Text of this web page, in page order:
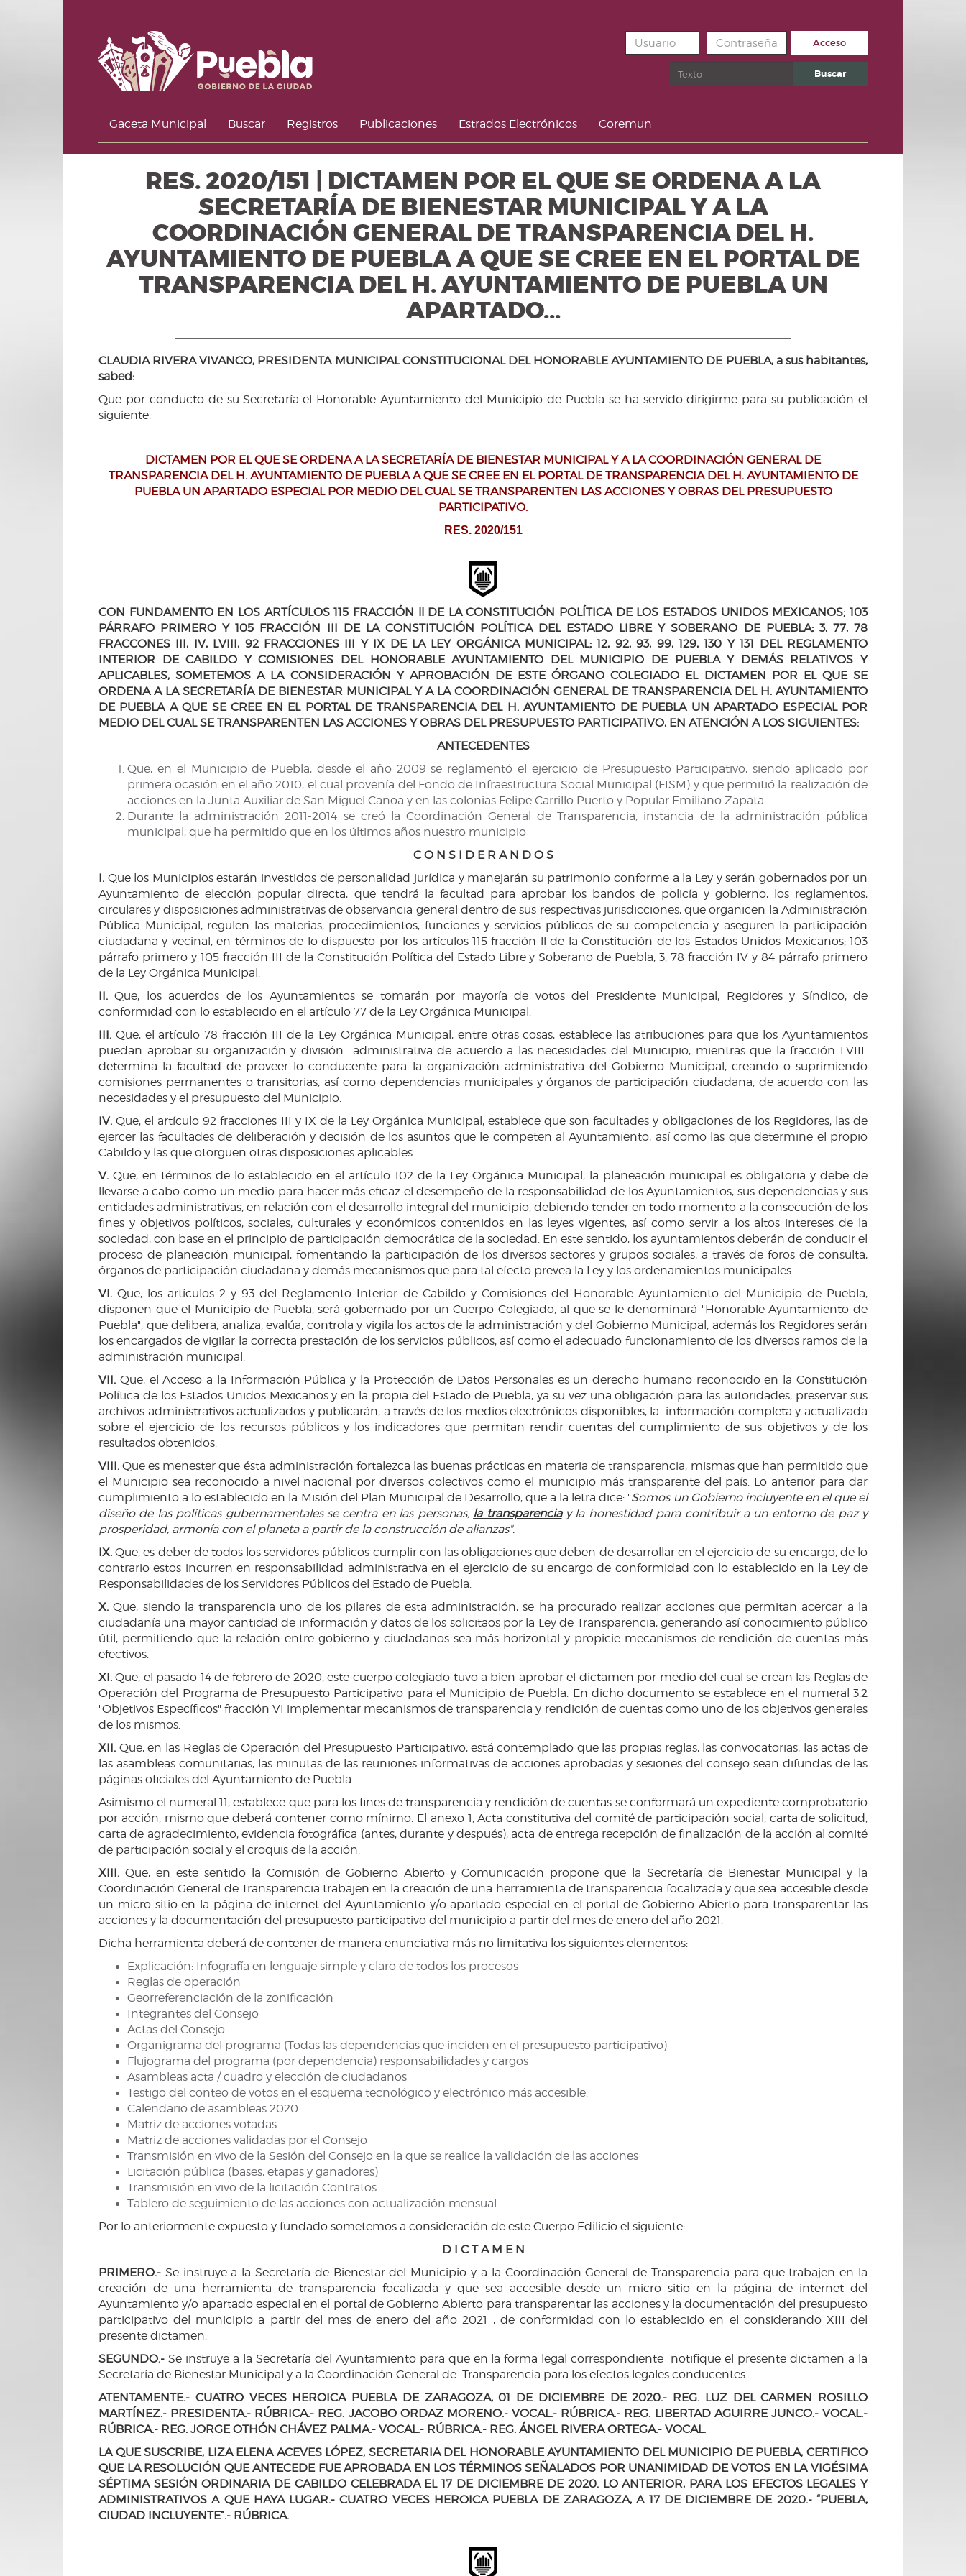
Acceso
Buscar Buscar
Gaceta Municipal Buscar Registros Publicaciones Estrados Electrónicos Coremun
RES. 2020/151 | DICTAMEN POR EL QUE SE ORDENA A LA
SECRETARÍA DE BIENESTAR MUNICIPAL Y A LA
COORDINACIÓN GENERAL DE TRANSPARENCIA DEL H.
AYUNTAMIENTO DE PUEBLA A QUE SE CREE EN EL PORTAL DE
TRANSPARENCIA DEL H. AYUNTAMIENTO DE PUEBLA UN
APARTADO...
CLAUDIA RIVERA VIVANCO, PRESIDENTA MUNICIPAL CONSTITUCIONAL DEL HONORABLE AYUNTAMIENTO DE PUEBLA, a sus habitantes,
sabed:
Que por conducto de su Secretaría el Honorable Ayuntamiento del Municipio de Puebla se ha servido dirigirme para su publicación el
siguiente:
DICTAMEN POR EL QUE SE ORDENA A LA SECRETARÍA DE BIENESTAR MUNICIPAL Y A LA COORDINACIÓN GENERAL DE
TRANSPARENCIA DEL H. AYUNTAMIENTO DE PUEBLA A QUE SE CREE EN EL PORTAL DE TRANSPARENCIA DEL H. AYUNTAMIENTO DE
PUEBLA UN APARTADO ESPECIAL POR MEDIO DEL CUAL SE TRANSPARENTEN LAS ACCIONES Y OBRAS DEL PRESUPUESTO
PARTICIPATIVO.
RES. 2020/151
CON FUNDAMENTO EN LOS ARTÍCULOS 115 FRACCIÓN ll DE LA CONSTITUCIÓN POLÍTICA DE LOS ESTADOS UNIDOS MEXICANOS; 103
PÁRRAFO PRIMERO Y 105 FRACCIÓN III DE LA CONSTITUCIÓN POLÍTICA DEL ESTADO LIBRE Y SOBERANO DE PUEBLA; 3, 77, 78
FRACCONES III, IV, LVIII, 92 FRACCIONES III Y IX DE LA LEY ORGÁNICA MUNICIPAL; 12, 92, 93, 99, 129, 130 Y 131 DEL REGLAMENTO
INTERIOR DE CABILDO Y COMISIONES DEL HONORABLE AYUNTAMIENTO DEL MUNICIPIO DE PUEBLA Y DEMÁS RELATIVOS Y
APLICABLES, SOMETEMOS A LA CONSIDERACIÓN Y APROBACIÓN DE ESTE ÓRGANO COLEGIADO EL DICTAMEN POR EL QUE SE
ORDENA A LA SECRETARÍA DE BIENESTAR MUNICIPAL Y A LA COORDINACIÓN GENERAL DE TRANSPARENCIA DEL H. AYUNTAMIENTO
DE PUEBLA A QUE SE CREE EN EL PORTAL DE TRANSPARENCIA DEL H. AYUNTAMIENTO DE PUEBLA UN APARTADO ESPECIAL POR
MEDIO DEL CUAL SE TRANSPARENTEN LAS ACCIONES Y OBRAS DEL PRESUPUESTO PARTICIPATIVO, EN ATENCIÓN A LOS SIGUIENTES:
ANTECEDENTES
Que, en el Municipio de Puebla, desde el año 2009 se reglamentó el ejercicio de Presupuesto Participativo, siendo aplicado por
primera ocasión en el año 2010, el cual provenía del Fondo de Infraestructura Social Municipal (FISM) y que permitió la realización de
acciones en la Junta Auxiliar de San Miguel Canoa y en las colonias Felipe Carrillo Puerto y Popular Emiliano Zapata.
Durante la administración 2011-2014 se creó la Coordinación General de Transparencia, instancia de la administración pública
municipal, que ha permitido que en los últimos años nuestro municipio
C O N S I D E R A N D O S
I. Que los Municipios estarán investidos de personalidad jurídica y manejarán su patrimonio conforme a la Ley y serán gobernados por un
Ayuntamiento de elección popular directa, que tendrá la facultad para aprobar los bandos de policía y gobierno, los reglamentos,
circulares y disposiciones administrativas de observancia general dentro de sus respectivas jurisdicciones, que organicen la Administración
Pública Municipal, regulen las materias, procedimientos, funciones y servicios públicos de su competencia y aseguren la participación
ciudadana y vecinal, en términos de lo dispuesto por los artículos 115 fracción ll de la Constitución de los Estados Unidos Mexicanos; 103
párrafo primero y 105 fracción III de la Constitución Política del Estado Libre y Soberano de Puebla; 3, 78 fracción IV y 84 párrafo primero
de la Ley Orgánica Municipal.
II. Que, los acuerdos de los Ayuntamientos se tomarán por mayoría de votos del Presidente Municipal, Regidores y Síndico, de
conformidad con lo establecido en el artículo 77 de la Ley Orgánica Municipal.
III. Que, el artículo 78 fracción III de la Ley Orgánica Municipal, entre otras cosas, establece las atribuciones para que los Ayuntamientos
puedan aprobar su organización y división administrativa de acuerdo a las necesidades del Municipio, mientras que la fracción LVIII
determina la facultad de proveer lo conducente para la organización administrativa del Gobierno Municipal, creando o suprimiendo
comisiones permanentes o transitorias, así como dependencias municipales y órganos de participación ciudadana, de acuerdo con las
necesidades y el presupuesto del Municipio.
IV. Que, el artículo 92 fracciones III y IX de la Ley Orgánica Municipal, establece que son facultades y obligaciones de los Regidores, las de
ejercer las facultades de deliberación y decisión de los asuntos que le competen al Ayuntamiento, así como las que determine el propio
Cabildo y las que otorguen otras disposiciones aplicables.
V. Que, en términos de lo establecido en el artículo 102 de la Ley Orgánica Municipal, la planeación municipal es obligatoria y debe de
llevarse a cabo como un medio para hacer más eficaz el desempeño de la responsabilidad de los Ayuntamientos, sus dependencias y sus
entidades administrativas, en relación con el desarrollo integral del municipio, debiendo tender en todo momento a la consecución de los
fines y objetivos políticos, sociales, culturales y económicos contenidos en las leyes vigentes, así como servir a los altos intereses de la
sociedad, con base en el principio de participación democrática de la sociedad. En este sentido, los ayuntamientos deberán de conducir el
proceso de planeación municipal, fomentando la participación de los diversos sectores y grupos sociales, a través de foros de consulta,
órganos de participación ciudadana y demás mecanismos que para tal efecto prevea la Ley y los ordenamientos municipales.
VI. Que, los artículos 2 y 93 del Reglamento Interior de Cabildo y Comisiones del Honorable Ayuntamiento del Municipio de Puebla,
disponen que el Municipio de Puebla, será gobernado por un Cuerpo Colegiado, al que se le denominará "Honorable Ayuntamiento de
Puebla", que delibera, analiza, evalúa, controla y vigila los actos de la administración y del Gobierno Municipal, además los Regidores serán
los encargados de vigilar la correcta prestación de los servicios públicos, así como el adecuado funcionamiento de los diversos ramos de la
administración municipal.
VII. Que, el Acceso a la Información Pública y la Protección de Datos Personales es un derecho humano reconocido en la Constitución
Política de los Estados Unidos Mexicanos y en la propia del Estado de Puebla, ya su vez una obligación para las autoridades, preservar sus
archivos administrativos actualizados y publicarán, a través de los medios electrónicos disponibles, la información completa y actualizada
sobre el ejercicio de los recursos públicos y los indicadores que permitan rendir cuentas del cumplimiento de sus objetivos y de los
resultados obtenidos.
VIII. Que es menester que ésta administración fortalezca las buenas prácticas en materia de transparencia, mismas que han permitido que
el Municipio sea reconocido a nivel nacional por diversos colectivos como el municipio más transparente del país. Lo anterior para dar
cumplimiento a lo establecido en la Misión del Plan Municipal de Desarrollo, que a la letra dice: "Somos un Gobierno incluyente en el que el
diseño de las políticas gubernamentales se centra en las personas, la transparenciay la honestidad para contribuir a un entorno de paz y
prosperidad, armonía con el planeta a partir de la construcción de alianzas".
IX. Que, es deber de todos los servidores públicos cumplir con las obligaciones que deben de desarrollar en el ejercicio de su encargo, de lo
contrario estos incurren en responsabilidad administrativa en el ejercicio de su encargo de conformidad con lo establecido en la Ley de
Responsabilidades de los Servidores Públicos del Estado de Puebla.
X. Que, siendo la transparencia uno de los pilares de esta administración, se ha procurado realizar acciones que permitan acercar a la
ciudadanía una mayor cantidad de información y datos de los solicitaos por la Ley de Transparencia, generando así conocimiento público
útil, permitiendo que la relación entre gobierno y ciudadanos sea más horizontal y propicie mecanismos de rendición de cuentas más
efectivos.
XI. Que, el pasado 14 de febrero de 2020, este cuerpo colegiado tuvo a bien aprobar el dictamen por medio del cual se crean las Reglas de
Operación del Programa de Presupuesto Participativo para el Municipio de Puebla. En dicho documento se establece en el numeral 3.2
"Objetivos Específicos" fracción VI implementar mecanismos de transparencia y rendición de cuentas como uno de los objetivos generales
de los mismos.
XII. Que, en las Reglas de Operación del Presupuesto Participativo, está contemplado que las propias reglas, las convocatorias, las actas de
las asambleas comunitarias, las minutas de las reuniones informativas de acciones aprobadas y sesiones del consejo sean difundas de las
páginas oficiales del Ayuntamiento de Puebla.
Asimismo el numeral 11, establece que para los fines de transparencia y rendición de cuentas se conformará un expediente comprobatorio
por acción, mismo que deberá contener como mínimo: El anexo 1, Acta constitutiva del comité de participación social, carta de solicitud,
carta de agradecimiento, evidencia fotográfica (antes, durante y después), acta de entrega recepción de finalización de la acción al comité
de participación social y el croquis de la acción.
XIII. Que, en este sentido la Comisión de Gobierno Abierto y Comunicación propone que la Secretaría de Bienestar Municipal y la
Coordinación General de Transparencia trabajen en la creación de una herramienta de transparencia focalizada y que sea accesible desde
un micro sitio en la página de internet del Ayuntamiento y/o apartado especial en el portal de Gobierno Abierto para transparentar las
acciones y la documentación del presupuesto participativo del municipio a partir del mes de enero del año 2021.
Dicha herramienta deberá de contener de manera enunciativa más no limitativa los siguientes elementos:
Explicación: Infografía en lenguaje simple y claro de todos los procesos
Reglas de operación
Georreferenciación de la zonificación
Integrantes del Consejo
Actas del Consejo
Organigrama del programa (Todas las dependencias que inciden en el presupuesto participativo)
Flujograma del programa (por dependencia) responsabilidades y cargos
Asambleas acta / cuadro y elección de ciudadanos
Testigo del conteo de votos en el esquema tecnológico y electrónico más accesible.
Calendario de asambleas 2020
Matriz de acciones votadas
Matriz de acciones validadas por el Consejo
Transmisión en vivo de la Sesión del Consejo en la que se realice la validación de las acciones
Licitación pública (bases, etapas y ganadores)
Transmisión en vivo de la licitación Contratos
Tablero de seguimiento de las acciones con actualización mensual
Por lo anteriormente expuesto y fundado sometemos a consideración de este Cuerpo Edilicio el siguiente:
D I C T A M E N
PRIMERO.- Se instruye a la Secretaría de Bienestar del Municipio y a la Coordinación General de Transparencia para que trabajen en la
creación de una herramienta de transparencia focalizada y que sea accesible desde un micro sitio en la página de internet del
Ayuntamiento y/o apartado especial en el portal de Gobierno Abierto para transparentar las acciones y la documentación del presupuesto
participativo del municipio a partir del mes de enero del año 2021 , de conformidad con lo establecido en el considerando XIII del
presente dictamen.
SEGUNDO.- Se instruye a la Secretaría del Ayuntamiento para que en la forma legal correspondiente notifique el presente dictamen a la
Secretaría de Bienestar Municipal y a la Coordinación General de Transparencia para los efectos legales conducentes.
ATENTAMENTE.- CUATRO VECES HEROICA PUEBLA DE ZARAGOZA, 01 DE DICIEMBRE DE 2020.- REG. LUZ DEL CARMEN ROSILLO
MARTÍNEZ.- PRESIDENTA.- RÚBRICA.- REG. JACOBO ORDAZ MORENO.- VOCAL.- RÚBRICA.- REG. LIBERTAD AGUIRRE JUNCO.- VOCAL.-
RÚBRICA.- REG. JORGE OTHÓN CHÁVEZ PALMA.- VOCAL.- RÚBRICA.- REG. ÁNGEL RIVERA ORTEGA.- VOCAL.
LA QUE SUSCRIBE, LIZA ELENA ACEVES LÓPEZ, SECRETARIA DEL HONORABLE AYUNTAMIENTO DEL MUNICIPIO DE PUEBLA, CERTIFICO
QUE LA RESOLUCIÓN QUE ANTECEDE FUE APROBADA EN LOS TÉRMINOS SEÑALADOS POR UNANIMIDAD DE VOTOS EN LA VIGÉSIMA
SÉPTIMA SESIÓN ORDINARIA DE CABILDO CELEBRADA EL 17 DE DICIEMBRE DE 2020. LO ANTERIOR, PARA LOS EFECTOS LEGALES Y
ADMINISTRATIVOS A QUE HAYA LUGAR.- CUATRO VECES HEROICA PUEBLA DE ZARAGOZA, A 17 DE DICIEMBRE DE 2020.- “PUEBLA,
CIUDAD INCLUYENTE”.- RÚBRICA.